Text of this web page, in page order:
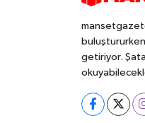
getiriyor.